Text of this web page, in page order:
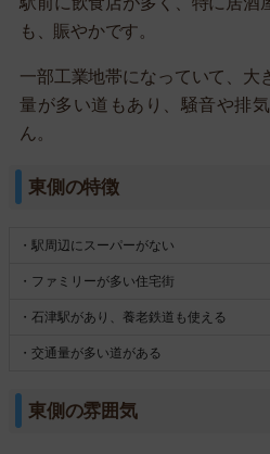
も、賑やかです。
一部工業地帯になっていて、大
量が多い道もあり、騒音や排
ん。
東側の特徴
・駅周辺にスーパーがない
・ファミリーが多い住宅街
・石津駅があり、養老鉄道も使える
・交通量が多い道がある
東側の雰囲気